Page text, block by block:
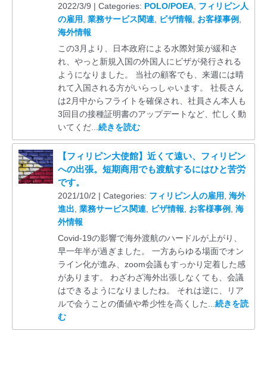
2022/3/9 | Categories: POLO/POEA, フィリピン人
の雇用 業務サービス関連, ビザ情報 お客様事例,
海外情報
この3月より、日本政府による水際対策が緩和さ
れ、やっと新規入国の外国人にビザが発行される
ようになりました。 当社の顧客でも、来週には晴
れて入国される方がいらっしゃいます。 社長さん
は2月中からフライトを確保され、社員さん本人も
3回目の接種証明書のアップデートなど、忙しく動
いてくだ... 続きを読む
【フィリピン大使館】近くて遠い、フィリピン
への出張。短期商用でも渡航するにはひと苦労
です。
2021/10/2 | Categories: フィリピン人の雇用 海外
進出 業務サービス関連, ビザ情報 お客様事例, 海
外情報
Covid-19の影響で海外渡航のハードルが上がり、
早一年半が過ぎました。 一方あらゆる場面でオン
ライン化が進み、zoom会議もすっかり定着した感
があります。 わざわざ海外出張しなくても、会議
はできるようになりましたね。 それは逆に、リア
ルで会うことの価値や希少性を高くした... 続きを読
む